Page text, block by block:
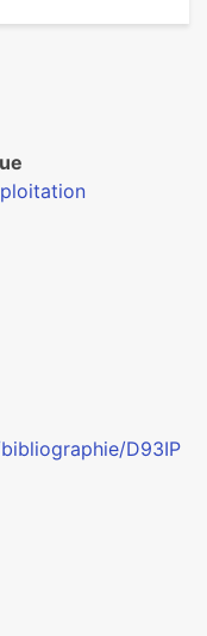
D93IP